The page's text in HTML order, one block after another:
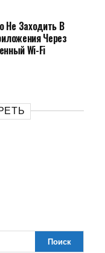
Не Заходить В
Через
Wi-Fi